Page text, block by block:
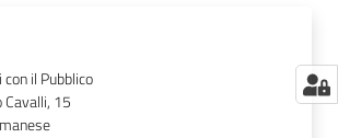
il Pubblico
Cavalli, 15